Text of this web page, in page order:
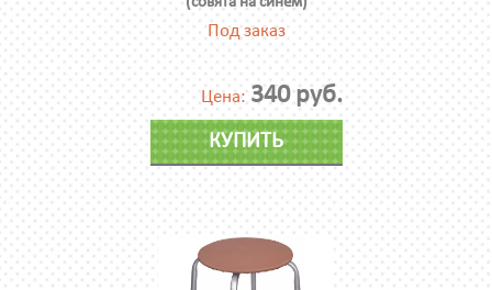
Под заказ
Цена: 340 руб.
КУПИТЬ